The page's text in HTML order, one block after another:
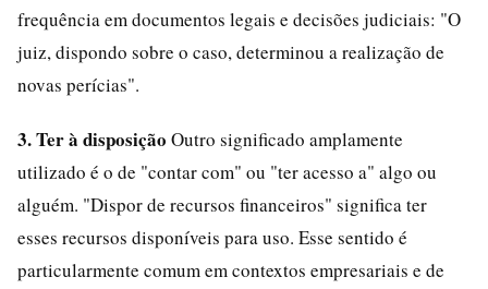
frequência em documentos legais e decisões judiciais: "O
juiz, dispondo sobre o caso, determinou a realização de
novas perícias".
3. Ter à disposição Outro significado amplamente
utilizado é o de "contar com" ou "ter acesso a" algo ou
alguém. "Dispor de recursos financeiros" significa ter
esses recursos disponíveis para uso. Esse sentido é
particularmente comum em contextos empresariais e de